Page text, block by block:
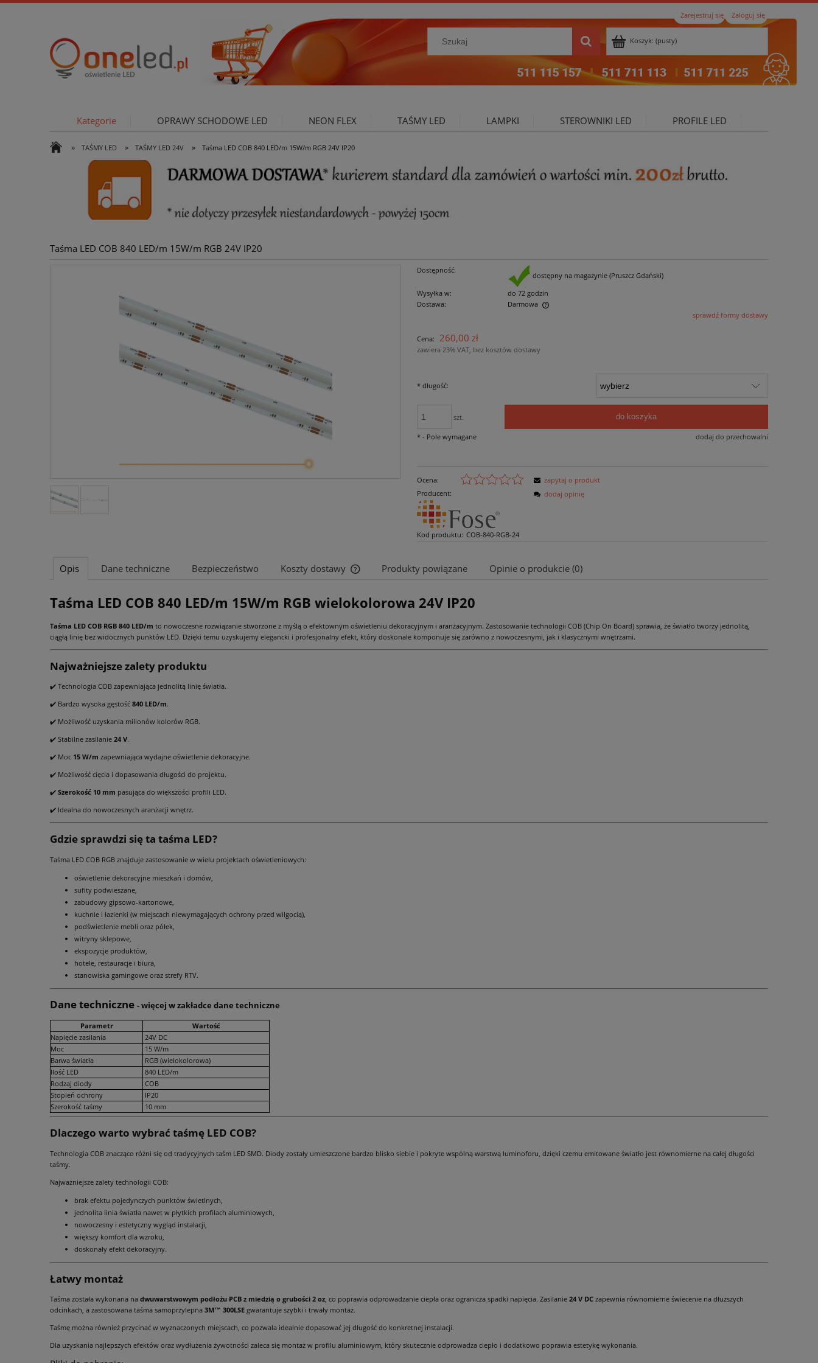
Zarejestruj się Zaloguj się
Koszyk: (pusty)
Kategorie OPRAWY SCHODOWE LED NEON FLEX TAŚMY LED LAMPKI STEROWNIKI LED PROFILE LED
» TAŚMY LED » TAŚMY LED 24V » Taśma LED COB 840 LED/m 15W/m RGB 24V IP20
Taśma LED COB 840 LED/m 15W/m RGB 24V IP20
Dostępność:
dostępny na magazynie (Pruszcz Gdański)
Wysyłka w:
do 72 godzin
Dostawa:
Darmowa
płatności
sprawdź formy dostawy
Cena: 260,00 zł
zawiera 23% VAT, bez kosztów dostawy
*długość:
szt. do koszyka
dodaj do przechowalni
*- Pole wymagane
Ocena:
Producent:
Kod produktu: COB-840-RGB-24
zapytaj o produkt
dodaj opinię
Opis Dane techniczne Bezpieczeństwo Koszty dostawy
Cena nie zawiera ewentualnych kosztów
Produkty powiązane Opinie o produkcie (0)
Taśma LED COB 840 LED/m 15W/m RGB wielokolorowa 24V IP20
Taśma LED COB RGB 840 LED/m to nowoczesne rozwiązanie stworzone z myślą o efektownym oświetleniu dekoracyjnym i aranżacyjnym. Zastosowanie technologii COB (Chip On Board) sprawia, że światło tworzy jednolitą,
ciągłą linię bez widocznych punktów LED. Dzięki temu uzyskujemy elegancki i profesjonalny efekt, który doskonale komponuje się zarówno z nowoczesnymi, jak i klasycznymi wnętrzami.
Najważniejsze zalety produktu
✔️ Technologia COB zapewniająca jednolitą linię światła.
✔️ Bardzo wysoka gęstość 840 LED/m.
✔️ Możliwość uzyskania milionów kolorów RGB.
✔️ Stabilne zasilanie 24 V.
✔️ Moc 15 W/m zapewniająca wydajne oświetlenie dekoracyjne.
✔️ Możliwość cięcia i dopasowania długości do projektu.
✔️ Szerokość 10 mm pasująca do większości profili LED.
✔️ Idealna do nowoczesnych aranżacji wnętrz.
Gdzie sprawdzi się ta taśma LED?
Taśma LED COB RGB znajduje zastosowanie w wielu projektach oświetleniowych:
oświetlenie dekoracyjne mieszkań i domów,
sufity podwieszane,
zabudowy gipsowo-kartonowe,
kuchnie i łazienki (w miejscach niewymagających ochrony przed wilgocią),
podświetlenie mebli oraz półek,
witryny sklepowe,
ekspozycje produktów,
hotele, restauracje i biura,
stanowiska gamingowe oraz strefy RTV.
Dane techniczne - więcej w zakładce dane techniczne
Parametr
Wartość
Napięcie zasilania
24V DC
Moc
15 W/m
Barwa światła
RGB (wielokolorowa)
Ilość LED
840 LED/m
Rodzaj diody
COB
Stopień ochrony
IP20
Szerokość taśmy
10 mm
Dlaczego warto wybrać taśmę LED COB?
Technologia COB znacząco różni się od tradycyjnych taśm LED SMD. Diody zostały umieszczone bardzo blisko siebie i pokryte wspólną warstwą luminoforu, dzięki czemu emitowane światło jest równomierne na całej długości
taśmy.
Najważniejsze zalety technologii COB:
brak efektu pojedynczych punktów świetlnych,
jednolita linia światła nawet w płytkich profilach aluminiowych,
nowoczesny i estetyczny wygląd instalacji,
większy komfort dla wzroku,
doskonały efekt dekoracyjny.
Łatwy montaż
Taśma została wykonana na dwuwarstwowym podłożu PCB z miedzią o grubości 2 oz, co poprawia odprowadzanie ciepła oraz ogranicza spadki napięcia. Zasilanie 24 V DC zapewnia równomierne świecenie na dłuższych
odcinkach, a zastosowana taśma samoprzylepna 3M™ 300LSE gwarantuje szybki i trwały montaż.
Taśmę można również przycinać w wyznaczonych miejscach, co pozwala idealnie dopasować jej długość do konkretnej instalacji.
Dla uzyskania najlepszych efektów oraz wydłużenia żywotności zaleca się montaż w profilu aluminiowym, który skutecznie odprowadza ciepło i dodatkowo poprawia estetykę wykonania.